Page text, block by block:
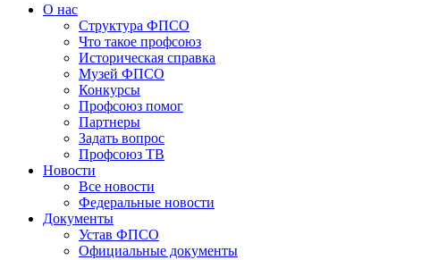
О нас
Структура ФПСО
Что такое профсоюз
Историческая справка
Музей ФПСО
Конкурсы
Профсоюз помог
Партнеры
Задать вопрос
Профсоюз ТВ
Новости
Все новости
Федеральные новости
Документы
Устав ФПСО
Официальные документы